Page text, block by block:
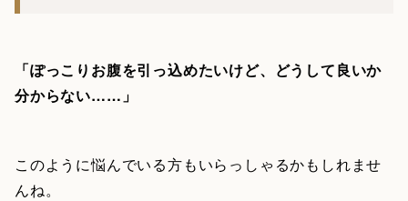
「ぽっこりお腹を引っ込めたいけど、どうして良いか
分からない……」
このように悩んでいる方もいらっしゃるかもしれませ
んね。